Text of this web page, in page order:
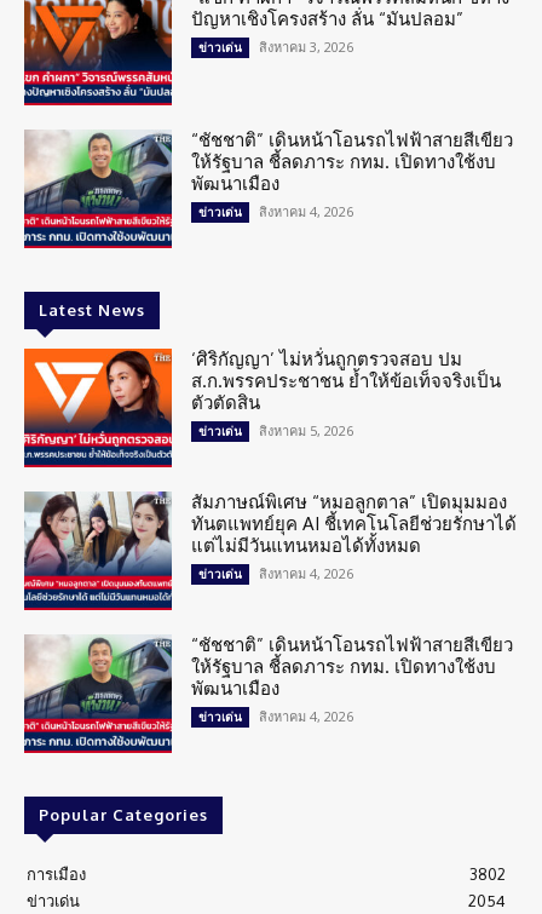
ปัญหาเชิงโครงสร้าง ลั่น “มันปลอม”
ข่าวเด่น สิงหาคม 3, 2026
“ชัชชาติ” เดินหน้าโอนรถไฟฟ้าสายสีเขียว
ให้รัฐบาล ชี้ลดภาระ กทม. เปิดทางใช้งบ
พัฒนาเมือง
ข่าวเด่น สิงหาคม 4, 2026
Latest News
‘ศิริกัญญา’ ไม่หวั่นถูกตรวจสอบ ปม
ส.ก.พรรคประชาชน ย้ำให้ข้อเท็จจริงเป็น
ตัวตัดสิน
ข่าวเด่น สิงหาคม 5, 2026
สัมภาษณ์พิเศษ “หมอลูกตาล” เปิดมุมมอง
ทันตแพทย์ยุค AI ชี้เทคโนโลยีช่วยรักษาได้
แต่ไม่มีวันแทนหมอได้ทั้งหมด
ข่าวเด่น สิงหาคม 4, 2026
“ชัชชาติ” เดินหน้าโอนรถไฟฟ้าสายสีเขียว
ให้รัฐบาล ชี้ลดภาระ กทม. เปิดทางใช้งบ
พัฒนาเมือง
ข่าวเด่น สิงหาคม 4, 2026
Popular Categories
การเมือง
3802
ข่าวเด่น
2054